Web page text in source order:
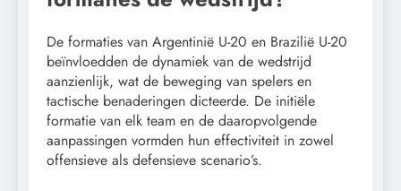
De formaties van Argentinië U-20 en Brazilië U-20
beïnvloedden de dynamiek van de wedstrijd
aanzienlijk, wat de beweging van spelers en
tactische benaderingen dicteerde. De initiële
formatie van elk team en de daaropvolgende
aanpassingen vormden hun effectiviteit in zowel
offensieve als defensieve scenario’s.